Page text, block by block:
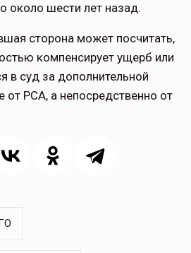
шести лет назад.
сторона может посчитать,
компенсирует ущерб или
в суд за дополнительной
от РСА, а непосредственно от